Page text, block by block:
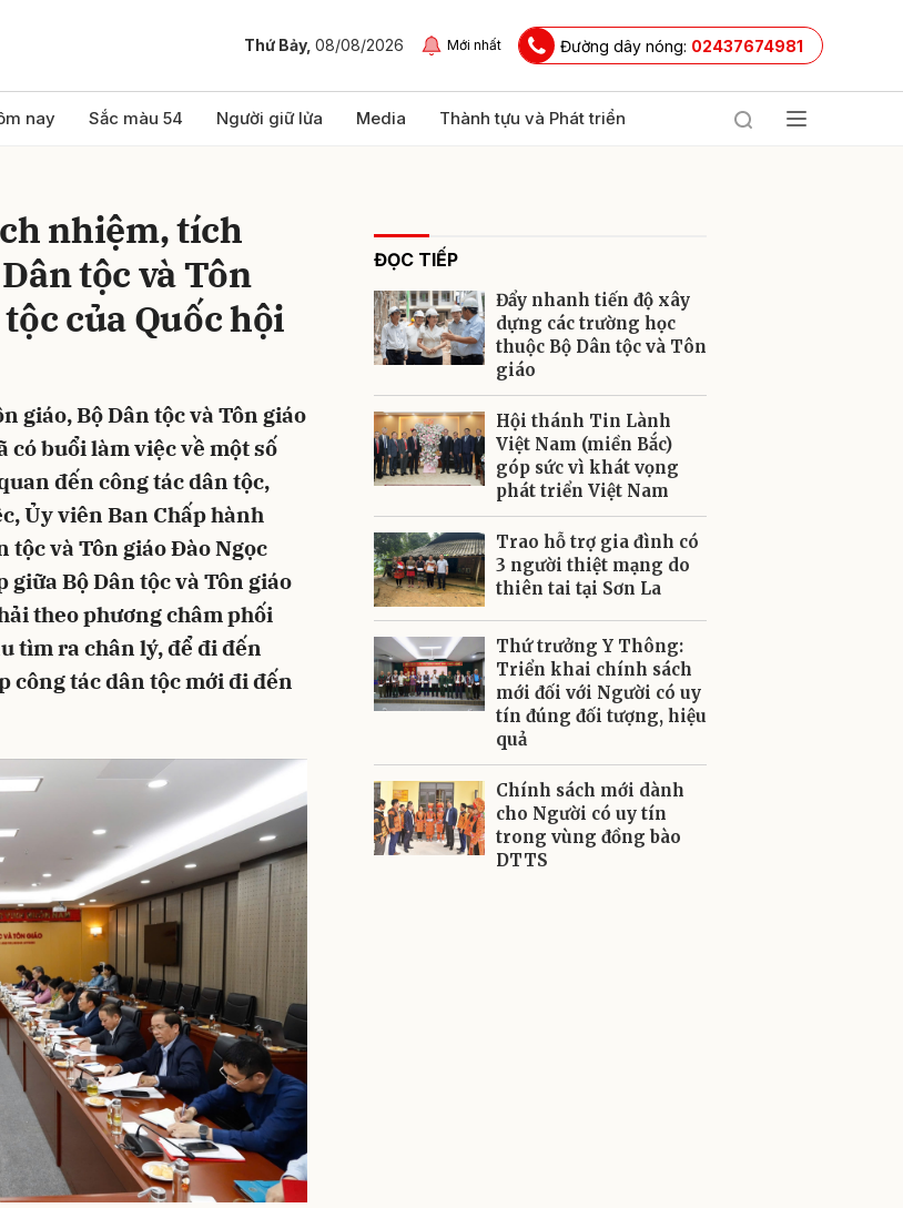
Thứ Bảy, 08/08/2026 Mới nhất Đường dây nóng: 02437674981
nay Sắc màu 54 Người giữ lửa Media Thành tựu và Phát triển
nhiệm, tích
tộc và Tôn
của Quốc hội
giáo, Bộ Dân tộc và Tôn giáo
có buổi làm việc về một số
đến công tác dân tộc,
Ủy viên Ban Chấp hành
tộc và Tôn giáo Đào Ngọc
Bộ Dân tộc và Tôn giáo
theo phương châm phối
tìm ra chân lý, để đi đến
công tác dân tộc mới đi đến
ĐỌC TIẾP
Đẩy nhanh tiến độ xây
dựng các trường học
thuộc Bộ Dân tộc và Tôn
giáo
Hội thánh Tin Lành
Việt Nam (miền Bắc)
góp sức vì khát vọng
phát triển Việt Nam
Trao hỗ trợ gia đình có
3 người thiệt mạng do
thiên tai tại Sơn La
Thứ trưởng Y Thông:
Triển khai chính sách
mới đối với Người có uy
tín đúng đối tượng, hiệu
quả
Chính sách mới dành
cho Người có uy tín
trong vùng đồng bào
DTTS
Gửi